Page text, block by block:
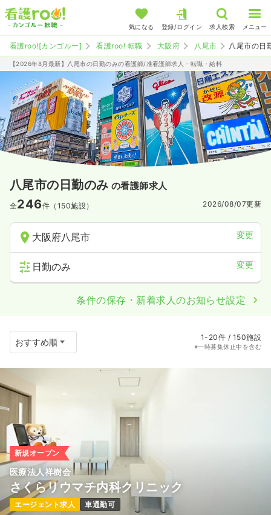
気になる 登録/ログイン 求人検索 メニュー
看護roo![カンゴルー] 看護roo! 転職 大阪府 八尾市 八尾市の日
【2026年8月最新】八尾市の日勤のみの看護師/准看護師求人・転職・給料
八尾市の日勤のみ の看護師求人
全246件（150施設） 2026/08/07更新
大阪府八尾市 変更
日勤のみ 変更
条件の保存・新着求人のお知らせ設定
1-20件 / 150施設
※一時募集休止中を含む
新規オープン
医療法人祥樹会
さくらリウマチ内科クリニック
エージェント求人 車通勤可